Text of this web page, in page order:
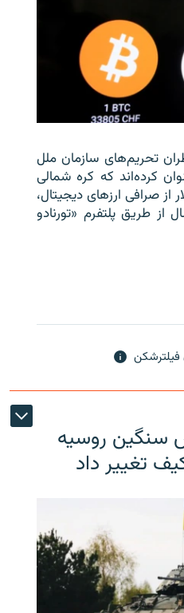
تحریم‌های سازمان ملل
کرده‌اند که کره شمالی
میلیون دلار از صرافی ارزهای دیجیتال،
از طریق پلتفرم «تورنادو
سنگین روسیه
تغییر داد